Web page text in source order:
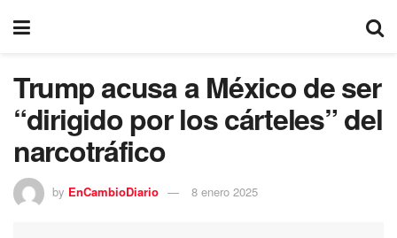
Trump acusa a México de ser
“dirigido por los cárteles” del
narcotráfico
by EnCambioDiario 8 enero 2025